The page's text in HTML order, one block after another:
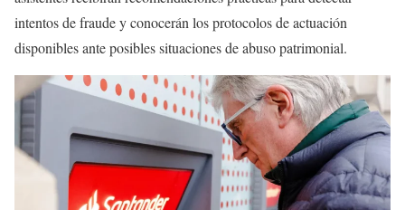
intentos de fraude y conocerán los protocolos de actuación
disponibles ante posibles situaciones de abuso patrimonial.